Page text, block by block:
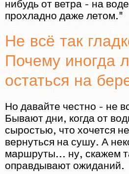
нибудь от ветра - на
прохладно даже летом."
Не всё так
Почему иногда
остаться на
Но давайте честно - не
Бывают дни, когда от
сыростью, что хочется
вернуться на сушу. А
маршруты... ну, скажем
оправдывают ожиданий.